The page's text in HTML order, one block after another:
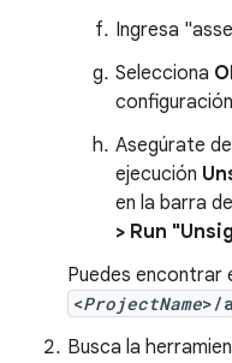
Ingresa
Selecciona
Asegúrate
ejecución
en la barra
> Run
Puedes encontrar
<ProjectName>/
Busca la